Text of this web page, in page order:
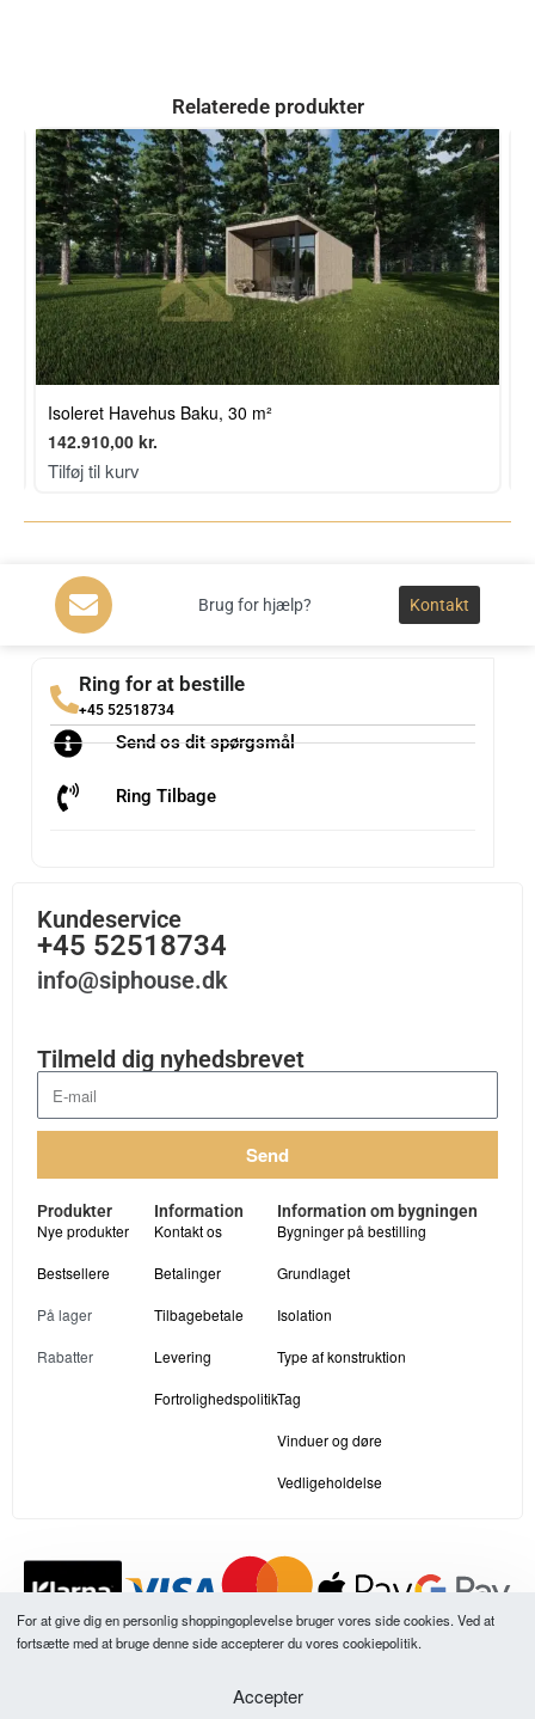
Relaterede produkter
Isoleret Havehus Baku, 30 m²
142.910,00 kr.
Tilføj til kurv
Brug for hjælp? Kontakt
Ring for at bestille
+45 52518734
Send os dit spørgsmål
Ring Tilbage
Kundeservice
+45 52518734
info@siphouse.dk
Tilmeld dig nyhedsbrevet
Send
Produkter
Nye produkter
Bestsellere
På lager
Rabatter
Information
Kontakt os
Betalinger
Tilbagebetale
Levering
Fortrolighedspolitik
Information om bygningen
Bygninger på bestilling
Grundlaget
Isolation
Type af konstruktion
Tag
Vinduer og døre
Vedligeholdelse
ESNLDEFR
For at give dig en personlig shoppingoplevelse bruger vores side cookies. Ved at
fortsætte med at bruge denne side accepterer du vores cookiepolitik.
Accepter